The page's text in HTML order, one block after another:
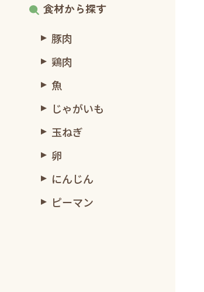
食材から探す
豚肉
鶏肉
魚
じゃがいも
玉ねぎ
卵
にんじん
ピーマン